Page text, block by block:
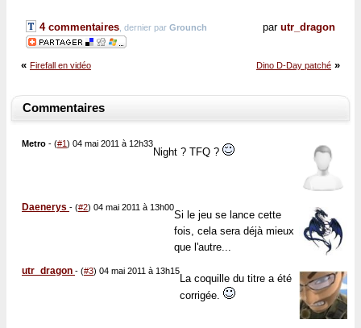
par utr_dragon
4 commentaires , dernier par Grounch
Dino D-Day patché »
« Firefall en vidéo
Commentaires
Metro - (#1) 04 mai 2011 à 12h33
Night ? TFQ ?
Daenerys - (#2) 04 mai 2011 à 13h00
Si le jeu se lance cette
fois, cela sera déjà mieux
que l'autre...
utr_dragon - (#3) 04 mai 2011 à 13h15
La coquille du titre a été
corrigée.